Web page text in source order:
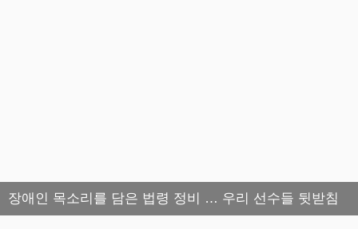
장애인 목소리를 담은 법령 정비 … 우리 선수들 뒷받침